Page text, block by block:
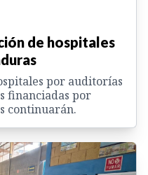
de hospitales
por auditorías
financiadas por
continuarán.